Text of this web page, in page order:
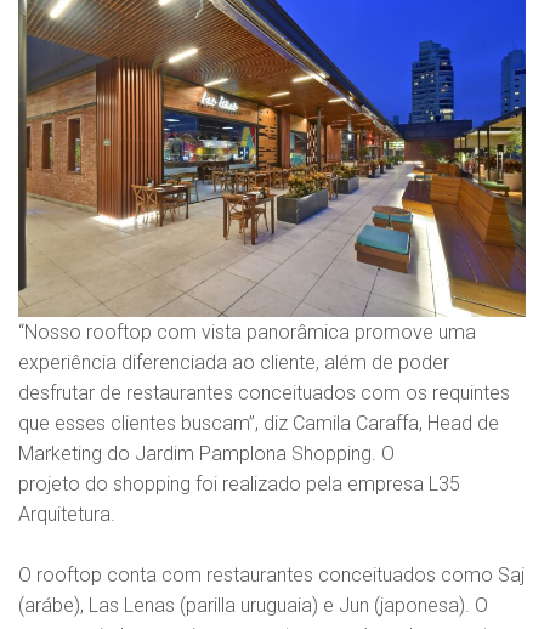
“Nosso rooftop com vista panorâmica promove uma
experiência diferenciada ao cliente, além de poder
desfrutar de restaurantes conceituados com os requintes
que esses clientes buscam”, diz Camila Caraffa, Head de
Marketing do Jardim Pamplona Shopping. O
projeto do shopping foi realizado pela empresa L35
Arquitetura.
O rooftop conta com restaurantes conceituados como Saj
(arábe), Las Lenas (parilla uruguaia) e Jun (japonesa). O